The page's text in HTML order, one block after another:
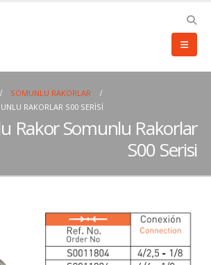
SOMUNLU RAKORLAR
RAKORLAR S00 SERISI
Rakor Somunlu Rakorlar
S00 Serisi